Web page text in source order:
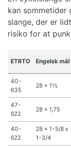
kan sommetider
slange, der er
risiko for at
ETRTO Engelsk mål
40-
635
28 x 1½
47-
622
28 x 1,75
40-
622
28 x 1-5/8 x
1-3/4